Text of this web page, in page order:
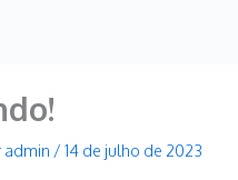
admin /14 de julho de 2023